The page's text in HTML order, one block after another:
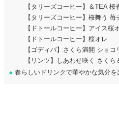
【タリーズコーヒー】＆TEA
【タリーズコーヒー】桜舞う
【ドトールコーヒー】アイス桜
【ドトールコーヒー】桜オレ
【ゴディバ】さくら満開 ショコ
【リンツ】しあわせ咲く さく
● 春らしいドリンクで華やかな気分を